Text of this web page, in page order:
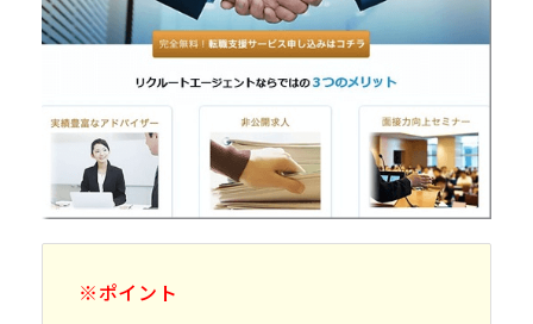
※ポイント